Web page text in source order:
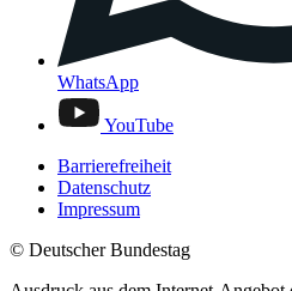
WhatsApp
YouTube
Barrierefreiheit
Datenschutz
Impressum
© Deutscher Bundestag